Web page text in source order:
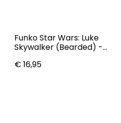
Funko Star Wars: Luke
Skywalker (Bearded) -
€ 16,95